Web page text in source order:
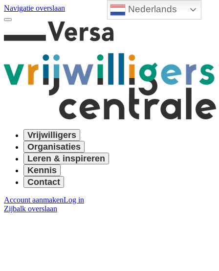
Nederlands
Navigatie overslaan
Vrijwilligers
Organisaties
Leren & inspireren
Kennis
Contact
Account aanmakenLog in
Zijbalk overslaan